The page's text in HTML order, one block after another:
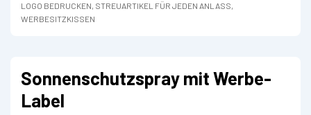
LOGO BEDRUCKEN, STREUARTIKEL FÜR JEDEN ANLASS,
WERBESITZKISSEN
Sonnenschutzspray mit Werbe-
Label